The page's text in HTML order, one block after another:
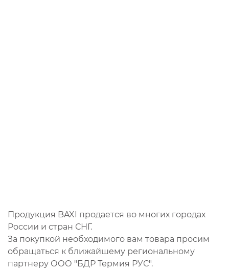
Продукция BAXI продается во многих городах
России и стран СНГ.
За покупкой необходимого вам товара просим
обращаться к ближайшему региональному
партнеру ООО "БДР Термия РУС".